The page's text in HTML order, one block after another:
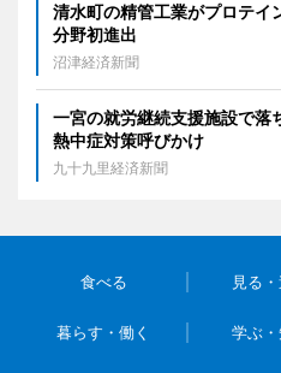
清水町の精管工業がプロテイ
分野初進出
沼津経済新聞
一宮の就労継続支援施設で
熱中症対策呼びかけ
九十九里経済新聞
食べる 見る
暮らす・働く 学ぶ